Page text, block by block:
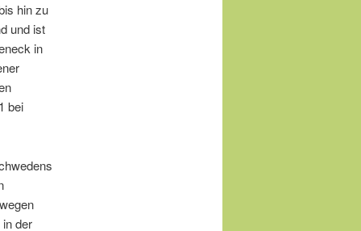
hin zu
und ist
in
bei
der